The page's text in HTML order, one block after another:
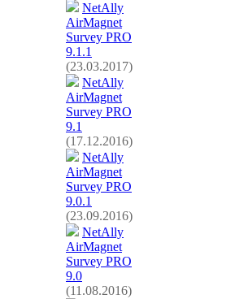
NetAlly
AirMagnet
Survey PRO
9.1.1
(23.03.2017)
NetAlly
AirMagnet
Survey PRO
9.1
(17.12.2016)
NetAlly
AirMagnet
Survey PRO
9.0.1
(23.09.2016)
NetAlly
AirMagnet
Survey PRO
9.0
(11.08.2016)